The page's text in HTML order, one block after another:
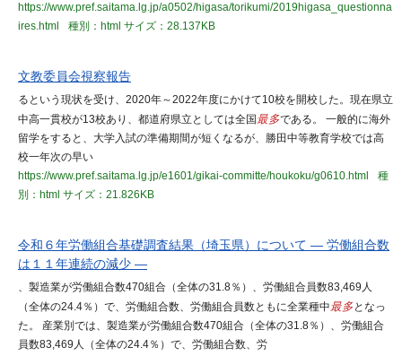
https://www.pref.saitama.lg.jp/a0502/higasa/torikumi/2019higasa_questionna
ires.html
種別：html サイズ：28.137KB
文教委員会視察報告
るという現状を受け、2020年～2022年度にかけて10校を開校した。現在県立
中高一貫校が13校あり、都道府県立としては全国最多である。 一般的に海外
留学をすると、大学入試の準備期間が短くなるが、勝田中等教育学校では高
校一年次の早い
https://www.pref.saitama.lg.jp/e1601/gikai-committe/houkoku/g0610.html
種
別：html サイズ：21.826KB
令和６年労働組合基礎調査結果（埼玉県）について ― 労働組合数
は１１年連続の減少 ―
、製造業が労働組合数470組合（全体の31.8％）、労働組合員数83,469人
（全体の24.4％）で、労働組合数、労働組合員数ともに全業種中最多 となっ
た。 産業別では、製造業が労働組合数470組合（全体の31.8％）、労働組合
員数83,469人（全体の24.4％）で、労働組合数、労